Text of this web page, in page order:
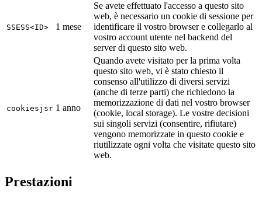
SSESS<ID> 1 mese
Se avete effettuato l'accesso a questo sito
web, è necessario un cookie di sessione per
identificare il vostro browser e collegarlo al
vostro account utente nel backend del
server di questo sito web.
cookiesjsr 1 anno
Quando avete visitato per la prima volta
questo sito web, vi è stato chiesto il
consenso all'utilizzo di diversi servizi
(anche di terze parti) che richiedono la
memorizzazione di dati nel vostro browser
(cookie, local storage). Le vostre decisioni
sui singoli servizi (consentire, rifiutare)
vengono memorizzate in questo cookie e
riutilizzate ogni volta che visitate questo sito
web.
Prestazioni